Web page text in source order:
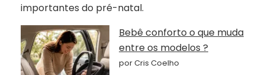
importantes do pré-natal.
Bebê conforto o que muda
entre os modelos ?
por Cris Coelho